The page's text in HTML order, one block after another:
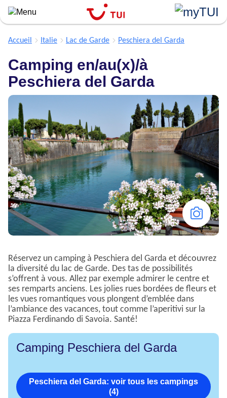
Aller
contenu
Accueil Italie Lac de Garde Peschiera del Garda
Camping en/au(x)/à
Peschiera del Garda
Réservez un camping à Peschiera del Garda et découvrez
la diversité du lac de Garde. Des tas de possibilités
s’offrent à vous. Allez par exemple admirer le centre et
ses remparts anciens. Les jolies rues bordées de fleurs et
les vues romantiques vous plongent d’emblée dans
l’ambiance des vacances, tout comme l’aperitivi sur la
Piazza Ferdinando di Savoia. Santé!
Camping Peschiera del Garda
Peschiera del Garda: voir tous les campings
(4)